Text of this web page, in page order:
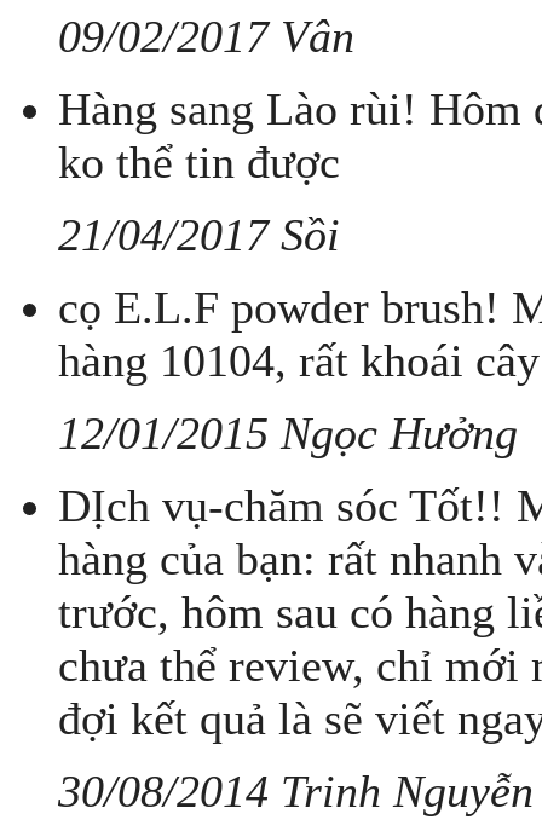
09/02/2017 Vân
Hàng sang Lào rùi! Hôm
ko thể tin được
21/04/2017 Sồi
cọ E.L.F powder brush!
hàng 10104, rất khoái
12/01/2015 Ngọc Hưởng
DỊch vụ-chăm sóc Tốt!!
hàng của bạn: rất nhanh
trước, hôm sau có hàng
chưa thể review, chỉ mới
đợi kết quả là sẽ viết
30/08/2014 Trinh Nguyễn